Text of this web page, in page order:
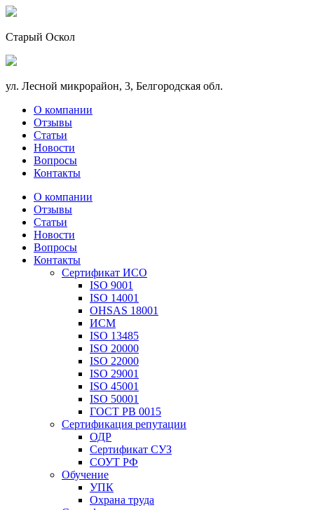
Старый Оскол
ул. Лесной микрорайон, 3, Белгородская обл.
О компании
Отзывы
Статьи
Новости
Вопросы
Контакты
О компании
Отзывы
Статьи
Новости
Вопросы
Контакты
Сертификат ИСО
ISO 9001
ISO 14001
OHSAS 18001
ИСМ
ISO 13485
ISO 20000
ISO 22000
ISO 29001
ISO 45001
ISO 50001
ГОСТ РВ 0015
Сертификация репутации
ОДР
Сертификат СУЗ
СОУТ РФ
Обучение
УПК
Охрана труда